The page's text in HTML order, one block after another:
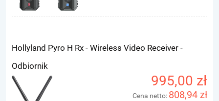
Hollyland Pyro H Rx - Wireless Video Receiver -
Odbiornik
995,00 zł
Cena netto: 808,94 zł